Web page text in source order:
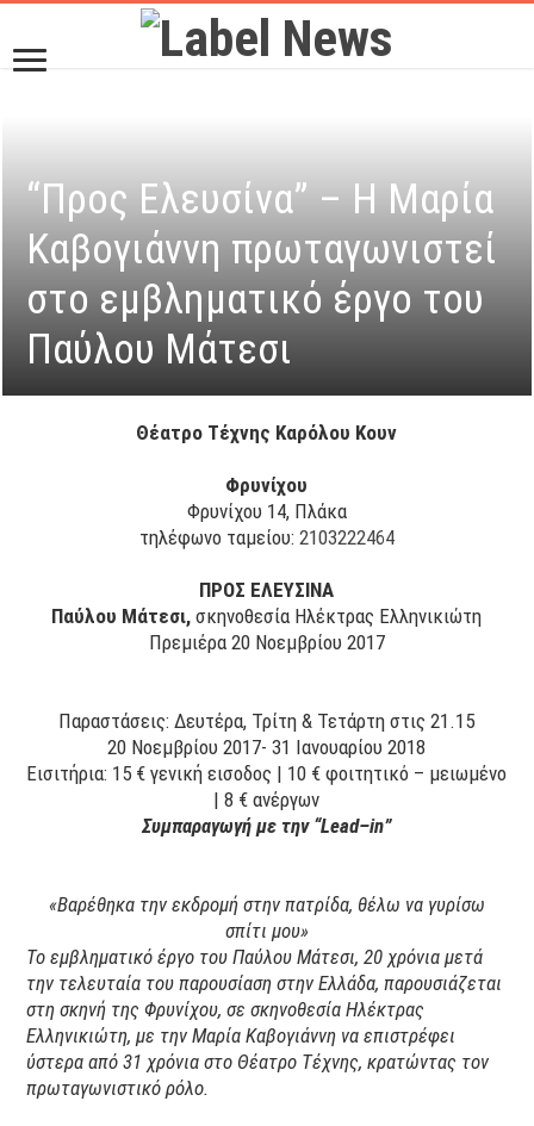
“Προς Ελευσίνα” – Η Μαρία
Καβογιάννη πρωταγωνιστεί
στο εμβληματικό έργο του
Παύλου Μάτεσι
Θέατρο Τέχνης Καρόλου Κουν
Φρυνίχου
Φρυνίχου 14, Πλάκα
τηλέφωνο ταμείου: 2103222464
ΠΡΟΣ ΕΛΕΥΣΙΝΑ
Παύλου Μάτεσι,σκηνοθεσία Ηλέκτρας Ελληνικιώτη
Πρεμιέρα 20 Νοεμβρίου 2017
Παραστάσεις: Δευτέρα, Τρίτη & Τετάρτη στις 21.15
20 Νοεμβρίου 2017- 31 Ιανουαρίου 2018
Εισιτήρια: 15 € γενική εισοδος | 10 € φοιτητικό – μειωμένο
| 8 € ανέργων
Συμπαραγωγή με την “Lead–in”
«Βαρέθηκα την εκδρομή στην πατρίδα, θέλω να γυρίσω
σπίτι μου»
Το εμβληματικό έργο του Παύλου Μάτεσι, 20 χρόνια μετά
την τελευταία του παρουσίαση στην Ελλάδα, παρουσιάζεται
στη σκηνή της Φρυνίχου, σε σκηνοθεσία Ηλέκτρας
Ελληνικιώτη, με την Μαρία Καβογιάννη να επιστρέφει
ύστερα από 31 χρόνια στο Θέατρο Τέχνης, κρατώντας τον
πρωταγωνιστικό ρόλο.